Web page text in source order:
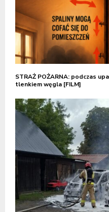
STRAŻ POŻARNA: podczas
tlenkiem węgla [FILM]